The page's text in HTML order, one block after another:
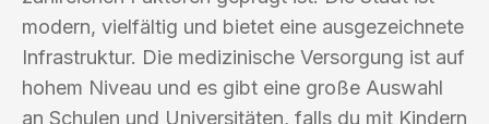
modern, vielfältig und bietet eine ausgezeichnete
Infrastruktur. Die medizinische Versorgung ist auf
hohem Niveau und es gibt eine große Auswahl
an Schulen und Universitäten, falls du mit Kindern